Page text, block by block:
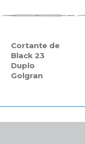
Cortante de
Black 23
Duplo
Golgran